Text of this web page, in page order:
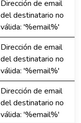
Dirección de email
del destinatario no
válida: '%email%'
Dirección de email
del destinatario no
válida: '%email%'
Dirección de email
del destinatario no
válida: '%email%'